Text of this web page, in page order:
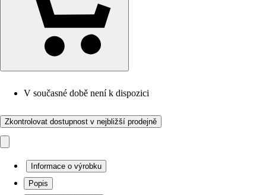
V současné době není k dispozici
Zkontrolovat dostupnost v nejbližší prodejně
Informace o výrobku
Popis